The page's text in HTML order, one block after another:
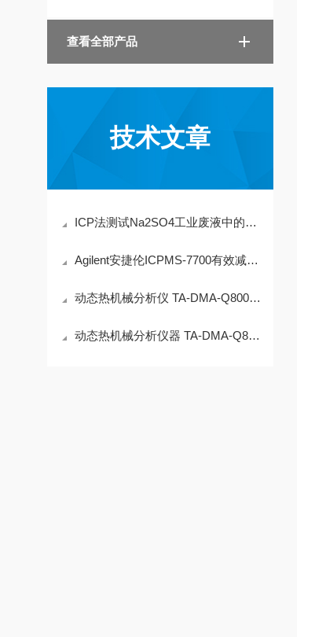
查看全部产品
技术文章
ICP法测试Na2SO4工业废液中的重金属Ni含量
Agilent安捷伦ICPMS-7700有效减少背景干扰，提高分析精度
动态热机械分析仪 TA-DMA-Q800 单双悬臂应用场景
动态热机械分析仪器 TA-DMA-Q800 浸泡夹具应用场景